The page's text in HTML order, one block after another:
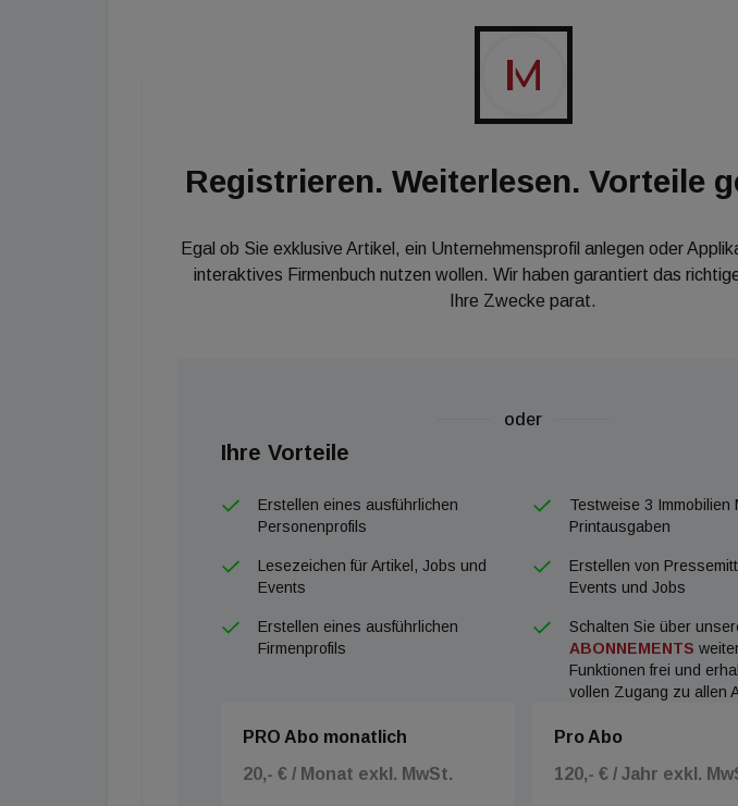
Immobilien KAG erfüllen. Der Fonds investiert ausschließlich in Österreich.
Registrieren. Weiterlesen. Vorteile
Egal ob Sie exklusive Artikel, ein Unternehmensprofil anlegen oder
interaktives Firmenbuch nutzen wollen. Wir haben garantiert das
Ihre Zwecke parat.
oder
Ihre Vorteile
Erstellen eines ausführlichen
Personenprofils
Testweise 3 Immobilien
Printausgaben
Lesezeichen für Artikel, Jobs und
Events
Erstellen von
Events und Jobs
Erstellen eines ausführlichen
Firmenprofils
Schalten Sie über
ABONNEMENTS
Funktionen frei und
vollen Zugang zu allen
PRO Abo monatlich
20,- € / Monat exkl. MwSt.
Pro Abo
120,- € / Jahr exkl.